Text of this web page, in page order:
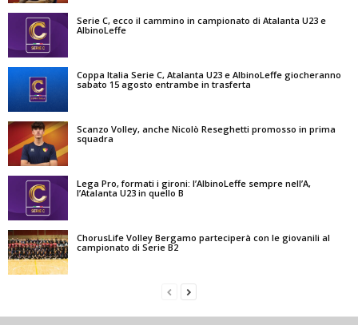
Serie C, ecco il cammino in campionato di Atalanta U23 e
AlbinoLeffe
Coppa Italia Serie C, Atalanta U23 e AlbinoLeffe giocheranno
sabato 15 agosto entrambe in trasferta
Scanzo Volley, anche Nicolò Reseghetti promosso in prima
squadra
Lega Pro, formati i gironi: l’AlbinoLeffe sempre nell’A,
l’Atalanta U23 in quello B
ChorusLife Volley Bergamo parteciperà con le giovanili al
campionato di Serie B2